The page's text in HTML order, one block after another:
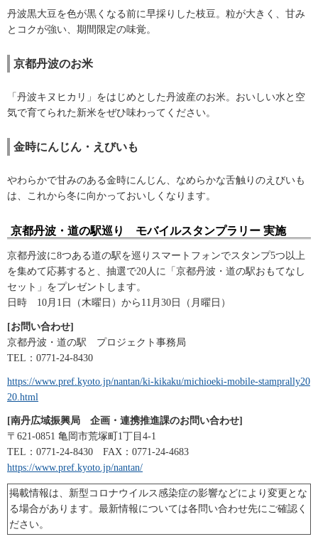
丹波黒大豆を色が黒くなる前に早採りした枝豆。粒が大きく、甘み
とコクが強い、期間限定の味覚。
京都丹波のお米
「丹波キヌヒカリ」をはじめとした丹波産のお米。おいしい水と空
気で育てられた新米をぜひ味わってください。
金時にんじん・えびいも
やわらかで甘みのある金時にんじん、なめらかな舌触りのえびいも
は、これから冬に向かっておいしくなります。
京都丹波・道の駅巡り モバイルスタンプラリー 実施
京都丹波に8つある道の駅を巡りスマートフォンでスタンプ5つ以上
を集めて応募すると、抽選で20人に「京都丹波・道の駅おもてなし
セット」をプレゼントします。
日時 10月1日（木曜日）から11月30日（月曜日）
[お問い合わせ]
京都丹波・道の駅 プロジェクト事務局
TEL：0771-24-8430
https://www.pref.kyoto.jp/nantan/ki-kikaku/michioeki-mobile-stamprally20
20.html
[南丹広域振興局 企画・連携推進課のお問い合わせ]
〒621-0851 亀岡市荒塚町1丁目4-1
TEL：0771-24-8430 FAX：0771-24-4683
https://www.pref.kyoto.jp/nantan/
掲載情報は、新型コロナウイルス感染症の影響などにより変更とな
る場合があります。最新情報については各問い合わせ先にご確認く
ださい。